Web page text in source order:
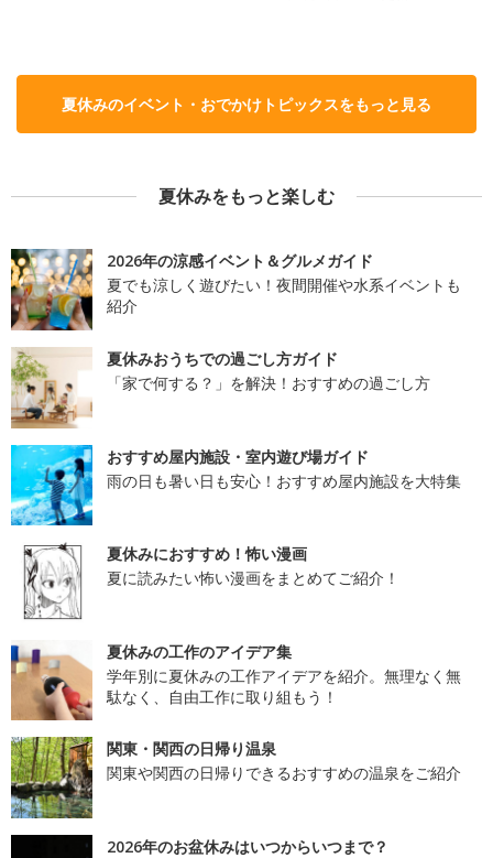
夏休みのイベント・おでかけトピックスをもっと見る
夏休みをもっと楽しむ
2026年の涼感イベント＆グルメガイド
夏でも涼しく遊びたい！夜間開催や水系イベントも
紹介
夏休みおうちでの過ごし方ガイド
「家で何する？」を解決！おすすめの過ごし方
おすすめ屋内施設・室内遊び場ガイド
雨の日も暑い日も安心！おすすめ屋内施設を大特集
夏休みにおすすめ！怖い漫画
夏に読みたい怖い漫画をまとめてご紹介！
夏休みの工作のアイデア集
学年別に夏休みの工作アイデアを紹介。無理なく無
駄なく、自由工作に取り組もう！
関東・関西の日帰り温泉
関東や関西の日帰りできるおすすめの温泉をご紹介
2026年のお盆休みはいつからいつまで？